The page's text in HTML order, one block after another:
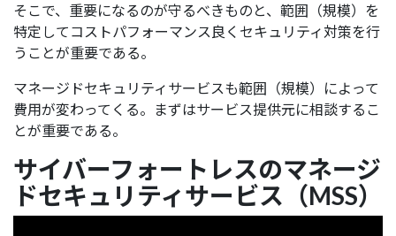
そこで、重要になるのが守るべきものと、範囲（規模）を
特定してコストパフォーマンス良くセキュリティ対策を行
うことが重要である。
マネージドセキュリティサービスも範囲（規模）によって
費用が変わってくる。まずはサービス提供元に相談するこ
とが重要である。
サイバーフォートレスのマネージ
ドセキュリティサービス（MSS）